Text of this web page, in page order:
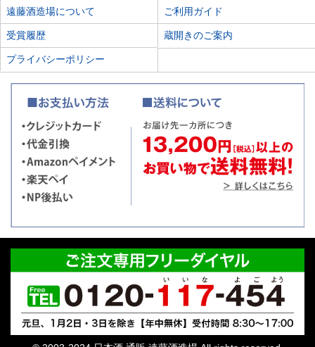
遠藤酒造場について ご利用ガイド
受賞履歴 蔵開きのご案内
プライバシーポリシー